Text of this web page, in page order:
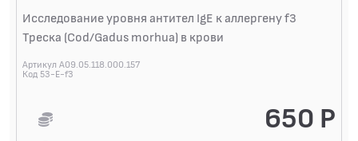
Исследование уровня антител IgE к аллергену f3
Треска (Cod/Gadus morhua) в крови
Артикул A09.05.118.000.157
Код 53-E-f3
650 Р